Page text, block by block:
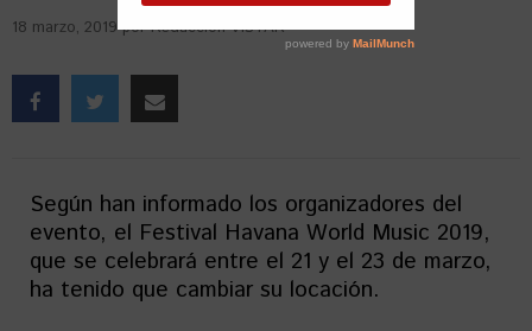
18 marzo, 2019 porRedacción VISTAR
Según han informado los organizadores del
evento, el Festival Havana World Music 2019,
que se celebrará entre el 21 y el 23 de marzo,
ha tenido que cambiar su locación.